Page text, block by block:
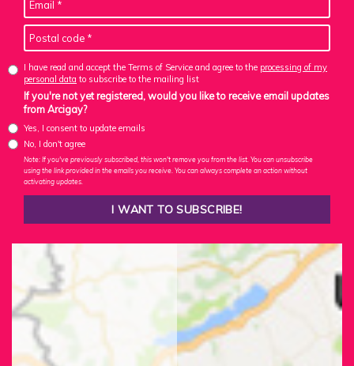
I have read and accept the Terms of Service and agree to the processing of my
personal data to subscribe to the mailing list
If you're not yet registered, would you like to receive email updates
from Arcigay?
Yes, I consent to update emails
No, I don't agree
Note: If you've previously subscribed, this won't remove you from the list. You can unsubscribe
using the link provided in the emails you receive. You can always complete an action without
activating updates.